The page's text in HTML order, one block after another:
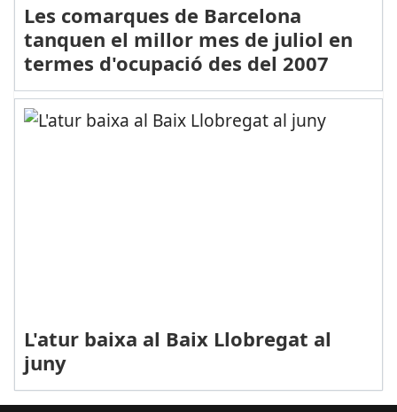
Les comarques de Barcelona
tanquen el millor mes de juliol en
termes d'ocupació des del 2007
L'atur baixa al Baix Llobregat al
juny